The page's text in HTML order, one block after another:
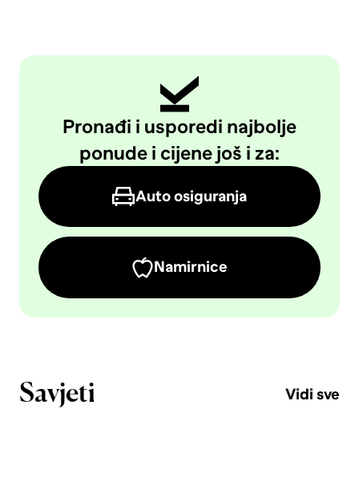
Pronađi i usporedi najbolje
ponude i cijene još i za:
Auto osiguranja
Namirnice
Savjeti Vidi sve